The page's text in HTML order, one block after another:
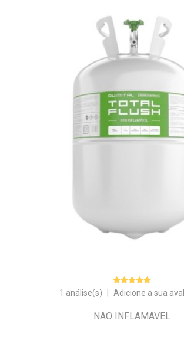
1 análise(s) Adicione a sua
NAO INFLAMAVEL